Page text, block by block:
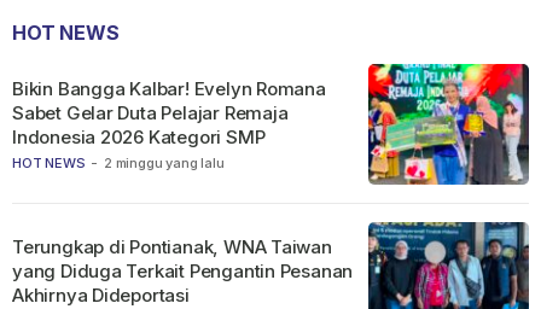
HOT NEWS
HOT NEWS - 2 minggu yang lalu
Bikin Bangga Kalbar! Evelyn Romana
Sabet Gelar Duta Pelajar Remaja
Indonesia 2026 Kategori SMP
Terungkap di Pontianak, WNA Taiwan
yang Diduga Terkait Pengantin Pesanan
Akhirnya Dideportasi